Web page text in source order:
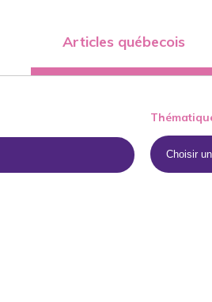
Articles québecois